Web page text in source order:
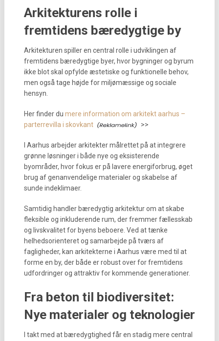
Arkitekturens rolle i
fremtidens bæredygtige by
Arkitekturen spiller en central rolle i udviklingen af
fremtidens bæredygtige byer, hvor bygninger og byrum
ikke blot skal opfylde æstetiske og funktionelle behov,
men også tage højde for miljømæssige og sociale
hensyn.
Her finder du mere information om arkitekt aarhus –
parterrevilla i skovkant
>>
I Aarhus arbejder arkitekter målrettet på at integrere
grønne løsninger i både nye og eksisterende
byområder, hvor fokus er på lavere energiforbrug, øget
brug af genanvendelige materialer og skabelse af
sunde indeklimaer.
Samtidig handler bæredygtig arkitektur om at skabe
fleksible og inkluderende rum, der fremmer fællesskab
og livskvalitet for byens beboere. Ved at tænke
helhedsorienteret og samarbejde på tværs af
fagligheder, kan arkitekterne i Aarhus være med til at
forme en by, der både er robust over for fremtidens
udfordringer og attraktiv for kommende generationer.
Fra beton til biodiversitet:
Nye materialer og teknologier
I takt med at bæredygtighed får en stadig mere central